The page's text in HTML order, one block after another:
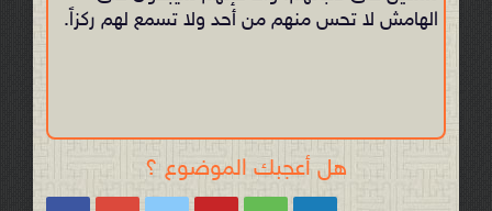
الهامش لا تحس منهم من أحد ولا تسمع لهم ركزاً.
هل أعجبك الموضوع ؟